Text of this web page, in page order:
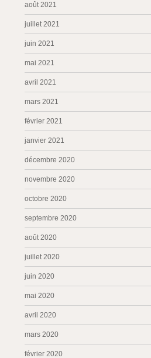
août 2021
juillet 2021
juin 2021
mai 2021
avril 2021
mars 2021
février 2021
janvier 2021
décembre 2020
novembre 2020
octobre 2020
septembre 2020
août 2020
juillet 2020
juin 2020
mai 2020
avril 2020
mars 2020
février 2020